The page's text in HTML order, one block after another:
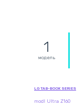
1
модель
LG TAB-BOOK SERIES
modl Ultra Z160